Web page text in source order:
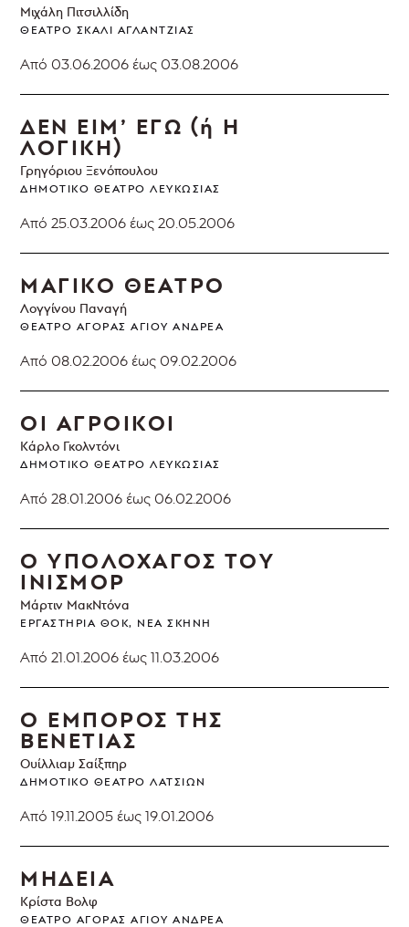
Μιχάλη Πιτσιλλίδη
ΘΈΑΤΡΟ ΣΚΑΛΊ ΑΓΛΑΝΤΖΙΆΣ
Από 03.06.2006 έως 03.08.2006
ΔΕΝ ΕΙΜ’ ΕΓΩ (ή Η
ΛΟΓΙΚΗ)
Γρηγόριου Ξενόπουλου
ΔΗΜΟΤΙΚΌ ΘΈΑΤΡΟ ΛΕΥΚΩΣΊΑΣ
Από 25.03.2006 έως 20.05.2006
ΜΑΓΙΚΟ ΘΕΑΤΡΟ
Λογγίνου Παναγή
ΘΈΑΤΡΟ ΑΓΟΡΆΣ ΑΓΊΟΥ ΑΝΔΡΈΑ
Από 08.02.2006 έως 09.02.2006
ΟΙ ΑΓΡΟΙΚΟΙ
Κάρλο Γκολντόνι
ΔΗΜΟΤΙΚΌ ΘΈΑΤΡΟ ΛΕΥΚΩΣΊΑΣ
Από 28.01.2006 έως 06.02.2006
Ο ΥΠΟΛΟΧΑΓΟΣ ΤΟΥ
ΙΝΙΣΜΟΡ
Μάρτιν ΜακΝτόνα
ΕΡΓΑΣΤΉΡΙΑ ΘΟΚ, ΝΈΑ ΣΚΗΝΉ
Από 21.01.2006 έως 11.03.2006
Ο ΕΜΠΟΡΟΣ ΤΗΣ
ΒΕΝΕΤΙΑΣ
Ουίλλιαμ Σαίξπηρ
ΔΗΜΟΤΙΚΌ ΘΈΑΤΡΟ ΛΑΤΣΙΏΝ
Από 19.11.2005 έως 19.01.2006
ΜΗΔΕΙΑ
Κρίστα Βολφ
ΘΈΑΤΡΟ ΑΓΟΡΆΣ ΑΓΊΟΥ ΑΝΔΡΈΑ